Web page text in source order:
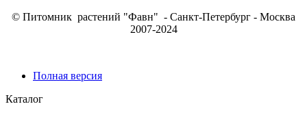
© Питомник растений "Фавн" - Санкт-Петербург - Москва
2007-2024
Полная версия
Каталог